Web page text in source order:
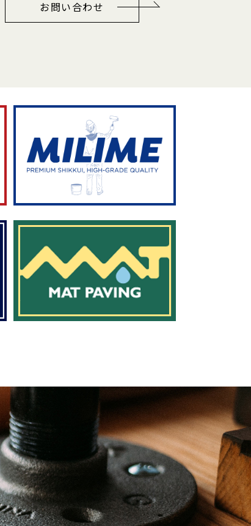
お問い合わせ